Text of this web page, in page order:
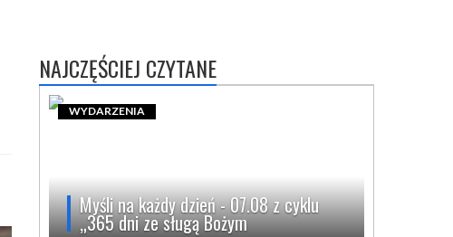
NAJCZĘŚCIEJ CZYTANE
Myśli na każdy dzień - 07.08 z cyklu
„365 dni ze sługą Bożym
WYDARZENIA